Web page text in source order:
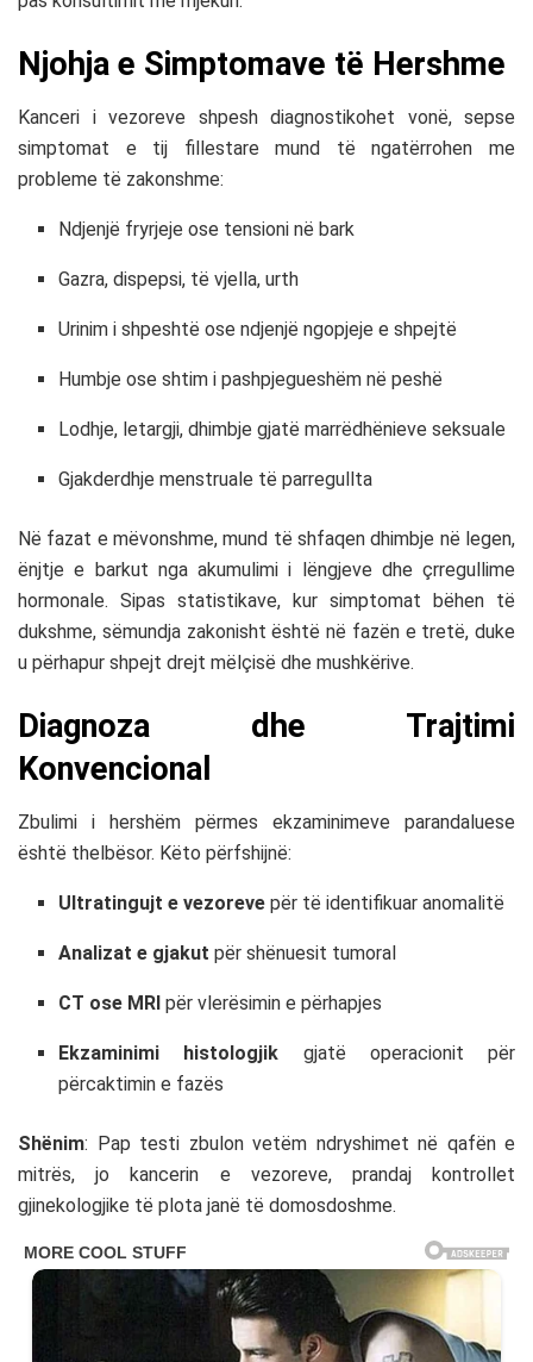
Njohja e Simptomave të Hershme
Kanceri i vezoreve shpesh diagnostikohet vonë, sepse
simptomat e tij fillestare mund të ngatërrohen me
probleme të zakonshme:
Ndjenjë fryrjeje ose tensioni në bark
Gazra, dispepsi, të vjella, urth
Urinim i shpeshtë ose ndjenjë ngopjeje e shpejtë
Humbje ose shtim i pashpjegueshëm në peshë
Lodhje, letargji, dhimbje gjatë marrëdhënieve seksuale
Gjakderdhje menstruale të parregullta
Në fazat e mëvonshme, mund të shfaqen dhimbje në legen,
ënjtje e barkut nga akumulimi i lëngjeve dhe çrregullime
hormonale. Sipas statistikave, kur simptomat bëhen të
dukshme, sëmundja zakonisht është në fazën e tretë, duke
u përhapur shpejt drejt mëlçisë dhe mushkërive.
Diagnoza dhe Trajtimi
Konvencional
Zbulimi i hershëm përmes ekzaminimeve parandaluese
është thelbësor. Këto përfshijnë:
Ultratingujt e vezoreve për të identifikuar anomalitë
Analizat e gjakut për shënuesit tumoral
CT ose MRI për vlerësimin e përhapjes
Ekzaminimi histologjik gjatë operacionit për
përcaktimin e fazës
Shënim: Pap testi zbulon vetëm ndryshimet në qafën e
mitrës, jo kancerin e vezoreve, prandaj kontrollet
gjinekologjike të plota janë të domosdoshme.